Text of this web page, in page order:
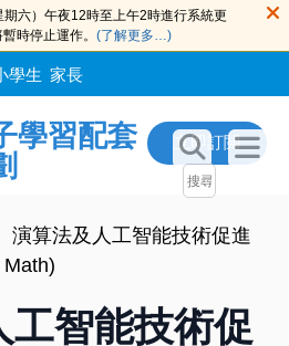
六）午夜12時至上午2時進行系統更
時停止運作。 (了解更多…)
學生 家長
學習配套
立即訂閲
演算法及人工智能技術促進
工智能技術促